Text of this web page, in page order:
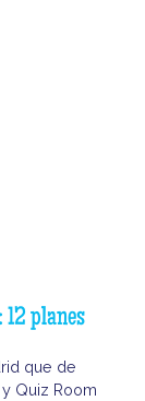
planes
que de
Quiz Room